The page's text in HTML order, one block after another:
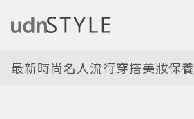
最新時尚名人流行穿搭美妝保養